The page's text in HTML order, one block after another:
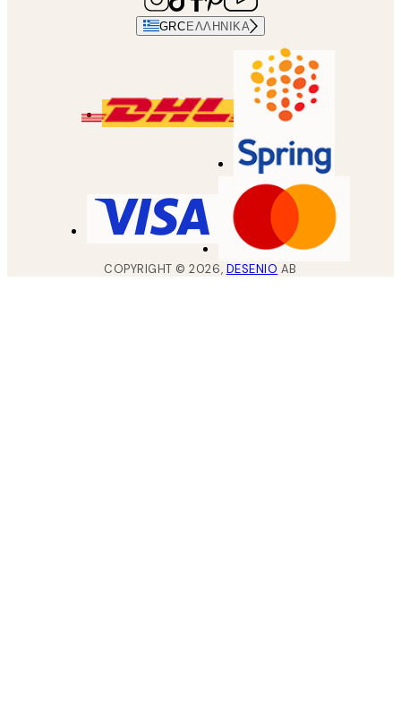
GRCΕΛΛΗΝΙΚΆ
COPYRIGHT ©2026, DESENIO AB